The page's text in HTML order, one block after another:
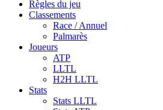
Règles du jeu
Classements
Race / Annuel
Palmarès
Joueurs
ATP
LLTL
H2H LLTL
Stats
Stats LLTL